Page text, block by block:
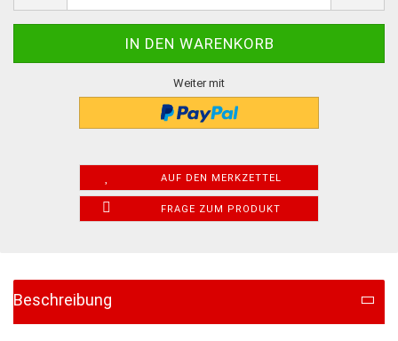
Weiter mit
AUF DEN MERKZETTEL
FRAGE ZUM PRODUKT
Beschreibung